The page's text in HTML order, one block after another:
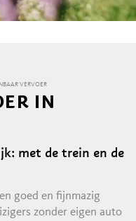
VERVOER
IN
met de trein en de
goed en fijnmazig
zonder eigen auto